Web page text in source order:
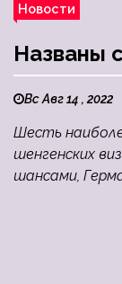
Новости
Названы
Вс Авг 14 , 2022
Шесть
шенгенских
шансами,